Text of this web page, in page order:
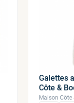
Galettes
Côte &
Maison Côte